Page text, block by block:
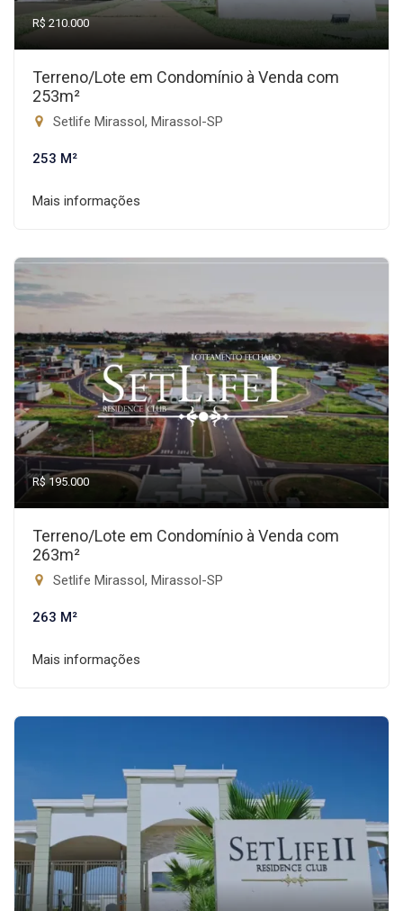
R$ 210.000
Terreno/Lote em Condomínio à Venda com
253m²
Setlife Mirassol, Mirassol-SP
253 M²
Mais informações
R$ 195.000
Terreno/Lote em Condomínio à Venda com
263m²
Setlife Mirassol, Mirassol-SP
263 M²
Mais informações